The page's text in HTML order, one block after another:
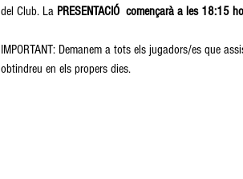
del Club. La PRESENTACIÓ  començarà a les 18:15
IMPORTANT: Demanem a tots els jugadors/es que
obtindreu en els propers dies.